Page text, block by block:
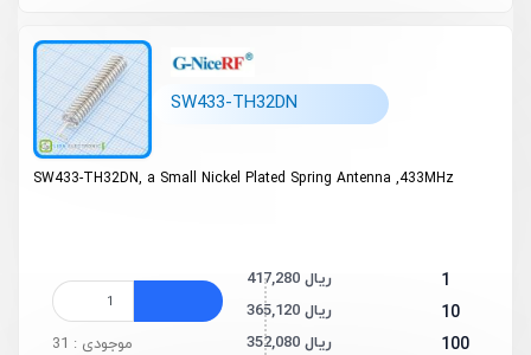
SW433-TH32DN
SW433-TH32DN, a Small Nickel Plated Spring Antenna ,433MHz
1 417,280 ریال
10 365,120 ریال
100 352,080 ریال موجودی : 31